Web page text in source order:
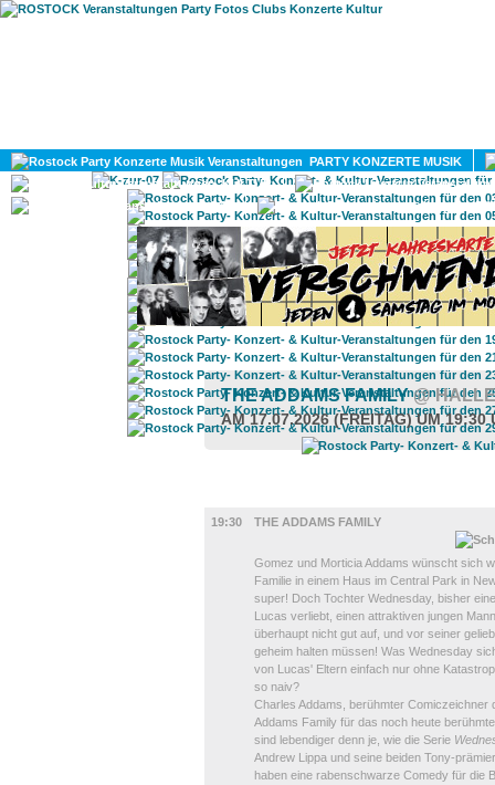
PARTY KONZERTE MUSIK
KULTUR
GAY
THE ADDAMS FAMILY@
AM 17.07.2026 (FREITAG) UM 19:30
19:30
THE ADDAMS FAMILY
Gomez und Morticia Addams wünscht sich
Familie in einem Haus im Central Park in
super! Doch Tochter Wednesday, bisher
Lucas verliebt, einen attraktiven jungen
überhaupt nicht gut auf, und vor seiner
geheim halten müssen! Was Wednesday
von Lucas' Eltern einfach nur ohne
so naiv?
Charles Addams, berühmter
Addams Family für das noch heute
sind lebendiger denn je, wie die Serie
Andrew Lippa und seine beiden Tony-
haben eine rabenschwarze Comedy für die